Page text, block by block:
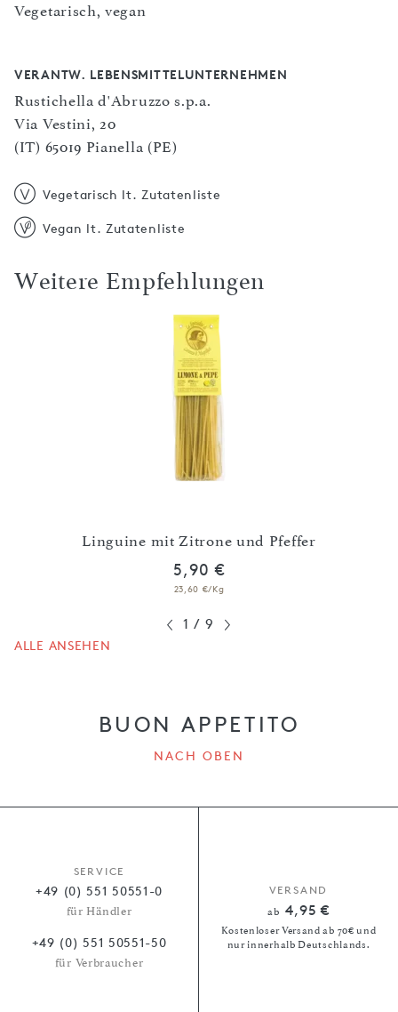
Vegetarisch, vegan
VERANTW. LEBENSMITTELUNTERNEHMEN
Rustichella d'Abruzzo s.p.a.
Via Vestini, 20
(IT) 65019 Pianella (PE)
Vegetarisch lt. Zutatenliste
Vegan lt. Zutatenliste
Weitere Empfehlungen
Linguine mit Zitrone und Pfeffer
5,90 €
23,60 €/Kg
1 / 9
ALLE ANSEHEN
BUON APPETITO
NACH OBEN
SERVICE
+49 (0) 551 50551-0
für Händler
+49 (0) 551 50551-50
für Verbraucher
VERSAND
ab 4,95 €
Kostenloser Versand ab 70€ und
nur innerhalb Deutschlands.